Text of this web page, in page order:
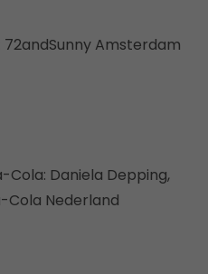
Amsterdam
Daniela Depping,
Nederland